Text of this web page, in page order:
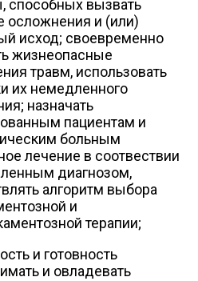
способных вызвать
осложнения и (или)
исход; своевременно
жизнеопасные
травм, использовать
их немедленного
назначать
пациентам и
больным
лечение в соотвествии
диагнозом,
алгоритм выбора
и
терапии;
и готовность
и овладевать